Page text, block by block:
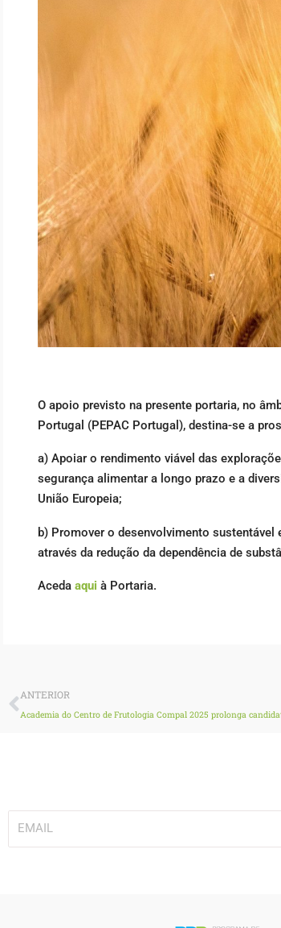
O apoio previsto na presente portaria, no
Portugal (PEPAC Portugal), destina-se a
a) Apoiar o rendimento viável das
segurança alimentar a longo prazo e a
União Europeia;
b) Promover o desenvolvimento
através da redução da dependência de
Aceda aqui à Portaria.
Prev
ANTERIOR
Academia do Centro de Frutologia Compal 2025 prolonga